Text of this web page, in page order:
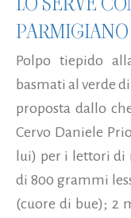
PARMIGIANO
Polpo tiepido
basmati al verde
proposta dallo
Cervo Daniele
lui) per i lettori di
di 800 grammi
(cuore di bue); 2